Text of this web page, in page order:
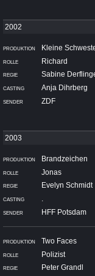
Kleine
Richard
Sabine
Anja Dihrberg
ZDF
Brandzeichen
Jonas
Evelyn Schmidt
.
HFF Potsdam
Two Faces
Polizist
Peter Grandl